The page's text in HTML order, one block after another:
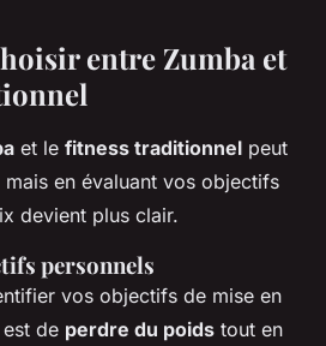
entre Zumba et
et le fitness traditionnel peut
en évaluant vos objectifs
devient plus clair.
personnels
vos objectifs de mise en
de perdre du poids tout en